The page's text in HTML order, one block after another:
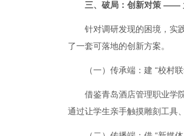
三、破局：创新对策 ——
针对调研发现的困境，实
了一套可落地的创新方案。
（一）传承端：建 “校村
借鉴青岛酒店管理职业学
通过让学生亲手触摸雕刻工具